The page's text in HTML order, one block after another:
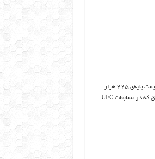
این شرکت که دفتر اصلی آن در کالیفرنیا قرار دارد، فقط ۵ دستگاه از این جنگنده‌ی خیابانی هر کدام به قیمت پایه‌ی ۲۲۵ هزار
، ورزشکار هنرهای رزمی ترکیبی (MMA)، بازیگر و کشتی‌گیر سابق که در مسابقات UFC